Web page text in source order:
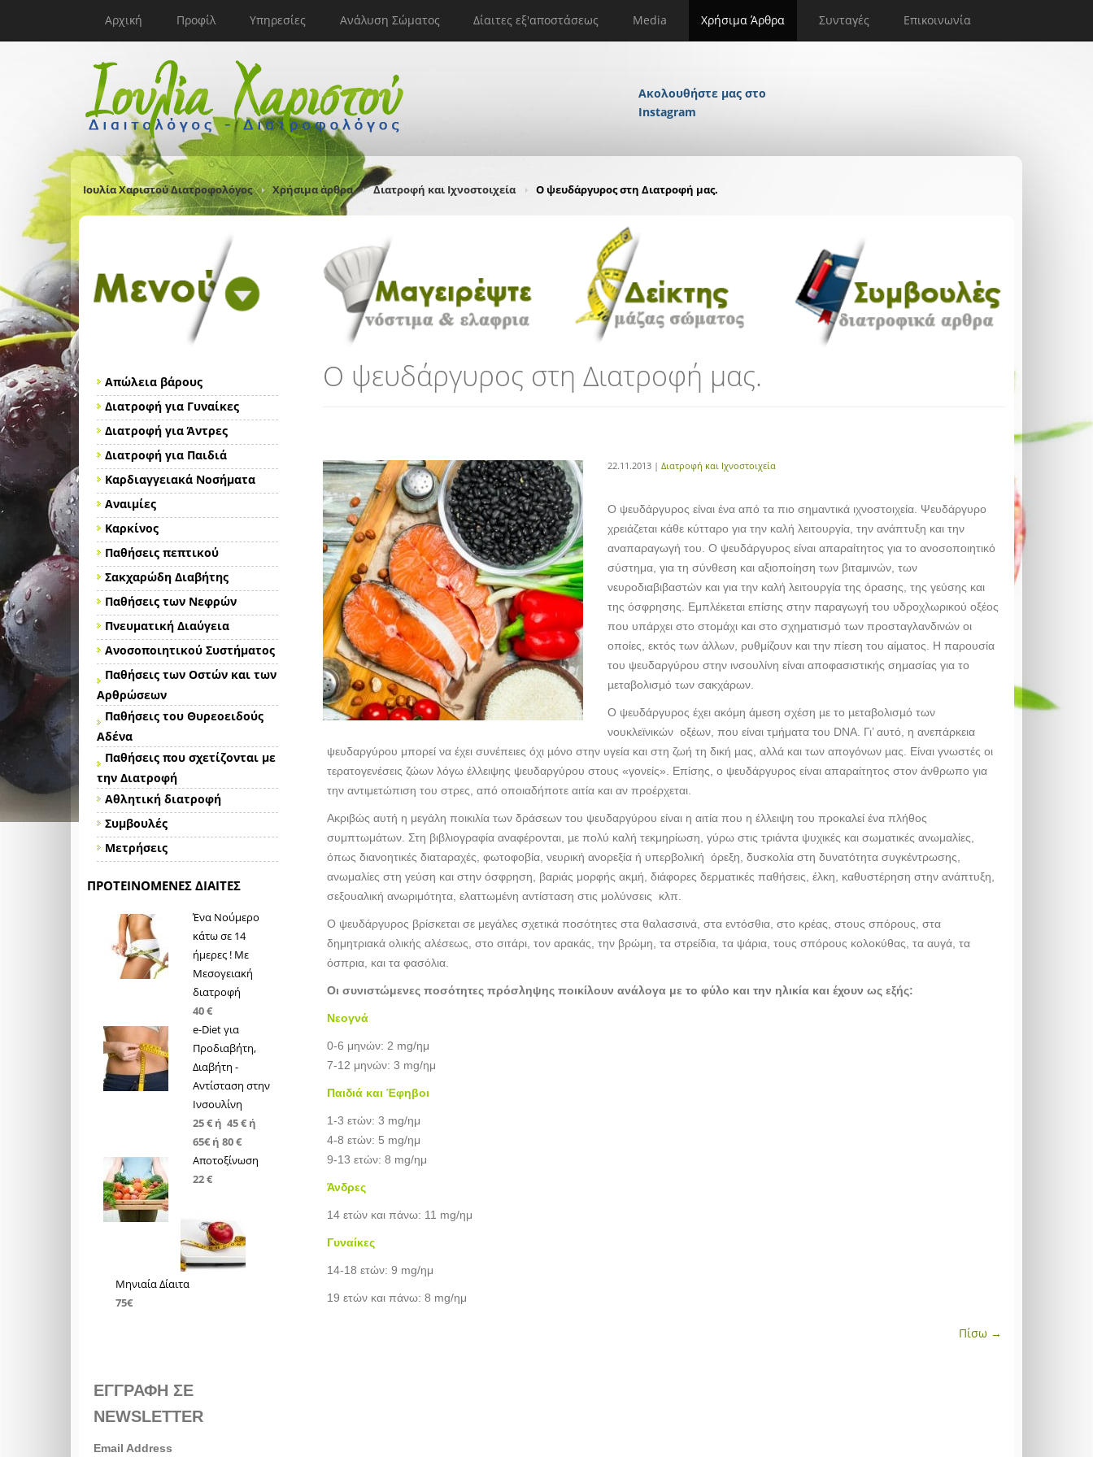
Αρχική Προφίλ Υπηρεσίες Ανάλυση Σώματος Δίαιτες εξ'αποστάσεως Media Χρήσιμα Άρθρα Συνταγές Επικοινωνία
Ακολουθήστε μας στο
Instagram
Ιουλία Χαριστού Διατροφολόγος Χρήσιμα άρθρα Διατροφή και Ιχνοστοιχεία Ο ψευδάργυρος στη Διατροφή μας.
Ο ψευδάργυρος στη Διατροφή μας.
22.11.2013 | Διατροφή και Ιχνοστοιχεία
Ο ψευδάργυρος είναι ένα από τα πιο σημαντικά ιχνοστοιχεία. Ψευδάργυρο
χρειάζεται κάθε κύτταρο για την καλή λειτουργία, την ανάπτυξη και την
αναπαραγωγή του. Ο ψευδάργυρος είναι απαραίτητος για το ανοσοποιητικό
σύστημα, για τη σύνθεση και αξιοποίηση των βιταμινών, των
νευροδιαβιβαστών και για την καλή λειτουργία της όρασης, της γεύσης και
της όσφρησης. Εμπλέκεται επίσης στην παραγωγή του υδροχλωρικού οξέος
που υπάρχει στο στομάχι και στο σχηματισμό των προσταγλανδινών οι
οποίες, εκτός των άλλων, ρυθμίζουν και την πίεση του αίµατος. Η παρουσία
του ψευδαργύρου στην ινσουλίνη είναι αποφασιστικής σημασίας για το
µεταβολισµό των σακχάρων.
Ο ψευδάργυρος έχει ακόμη άμεση σχέση µε το µεταβολισµό των
νουκλεϊνικών οξέων, που είναι τμήματα του DNA. Γι’ αυτό, η ανεπάρκεια
ψευδαργύρου μπορεί να έχει συνέπειες όχι µόνο στην υγεία και στη ζωή τη δική µας, αλλά και των απογόνων µας. Είναι γνωστές οι
τερατογενέσεις ζώων λόγω έλλειψης ψευδαργύρου στους «γονείς». Επίσης, ο ψευδάργυρος είναι απαραίτητος στον άνθρωπο για
την αντιμετώπιση του στρες, από οποιαδήποτε αιτία και αν προέρχεται.
Ακριβώς αυτή η μεγάλη ποικιλία των δράσεων του ψευδαργύρου είναι η αιτία που η έλλειψη του προκαλεί ένα πλήθος
συμπτωμάτων. Στη βιβλιογραφία αναφέρονται, µε πολύ καλή τεκμηρίωση, γύρω στις τριάντα ψυχικές και σωματικές ανωμαλίες,
όπως διανοητικές διαταραχές, φωτοφοβία, νευρική ανορεξία ή υπερβολική όρεξη, δυσκολία στη δυνατότητα συγκέντρωσης,
ανωμαλίες στη γεύση και στην όσφρηση, βαριάς μορφής ακµή, διάφορες δερματικές παθήσεις, έλκη, καθυστέρηση στην ανάπτυξη,
σεξουαλική ανωριμότητα, ελαττωμένη αντίσταση στις μολύνσεις κλπ.
Ο ψευδάργυρος βρίσκεται σε μεγάλες σχετικά ποσότητες στα θαλασσινά, στα εντόσθια, στο κρέας, στους σπόρους, στα
δημητριακά ολικής αλέσεως, στο σιτάρι, τον αρακάς, την βρώμη, τα στρείδια, τα ψάρια, τους σπόρους κολοκύθας, τα αυγά, τα
όσπρια, και τα φασόλια.
Οι συνιστώμενες ποσότητες πρόσληψης ποικίλουν ανάλογα με το φύλο και την ηλικία και έχουν ως εξής:
Νεογνά
0-6 μηνών: 2 mg/ημ
7-12 μηνών: 3 mg/ημ
Παιδιά και Έφηβοι
1-3 ετών: 3 mg/ημ
4-8 ετών: 5 mg/ημ
9-13 ετών: 8 mg/ημ
Άνδρες
14 ετών και πάνω: 11 mg/ημ
Γυναίκες
14-18 ετών: 9 mg/ημ
19 ετών και πάνω: 8 mg/ημ
Πίσω →
Απώλεια βάρους
Διατροφή για Γυναίκες
Διατροφή για Άντρες
Διατροφή για Παιδιά
Καρδιαγγειακά Νοσήματα
Αναιμίες
Καρκίνος
Παθήσεις πεπτικού
Σακχαρώδη Διαβήτης
Παθήσεις των Νεφρών
Πνευματική Διαύγεια
Ανοσοποιητικού Συστήματος
Παθήσεις των Οστών και των
Αρθρώσεων
Παθήσεις του Θυρεοειδούς
Αδένα
Παθήσεις που σχετίζονται με
την Διατροφή
Αθλητική διατροφή
Συμβουλές
Μετρήσεις
ΠΡΟΤΕΙΝΌΜΕΝΕΣ ΔΊΑΙΤΕΣ
Ένα Νούμερο
κάτω σε 14
ήμερες ! Με
Μεσογειακή
διατροφή
40 €
e-Diet για
Προδιαβήτη,
Διαβήτη -
Αντίσταση στην
Ινσουλίνη
25 € ή 45 € ή
65€ ή 80 €
Αποτοξίνωση
22 €
Μηνιαία Δίαιτα
75€
ΕΓΓΡΑΦΗ ΣΕ
NEWSLETTER
Email Address